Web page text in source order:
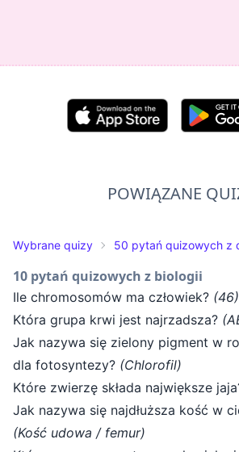
POWIĄZANE
Wybrane quizy 50 pytań quizowych z
10 pytań quizowych z biologii
Ile chromosomów ma człowiek? (46)
Która grupa krwi jest najrzadsza?
Jak nazywa się zielony pigment w
dla fotosyntezy? (Chlorofil)
Które zwierzę składa największe
Jak nazywa się najdłuższa kość w
(Kość udowa / femur)